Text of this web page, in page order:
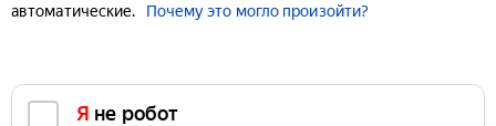
автоматические.
Почему это могло произойти?
Я не робот